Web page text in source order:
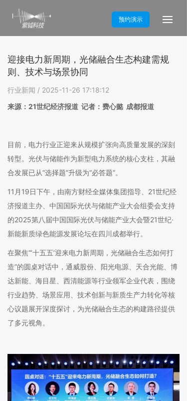
预约演示
迎接电力新周期，光储融合生态构建需规
则、技术与场景协同
行业新闻 / 2025-11-26 17:18:12
来源：21世纪经济报道 记者：费心懿 成都报道
目前，电力行业正迎来从规模扩张向高质量发展的深刻
转型。光伏与储能作为新型电力系统的核心支柱，其融
合发展已从“选择题”升级为“必答题”。
11月19日下午，由南方财经全媒体集团指导、21世纪经
济报道主办、中国国际光伏与储能产业大会组委会支持
的2025第八届中国国际光伏与储能产业大会暨21世纪·
新能新质绿色能源发展论坛在四川成都举行。
在聚焦“‘十五五’迎来电力新周期，光储融合生态如何打
造”的圆桌对话中，通威股份、阳光电源、天合光能、博
达新能、海目星、西清能源等行业领军企业代表，围绕
行业趋势、场景应用、技术创新与新质生产力转化等核
心议题展开深度探讨，为光储融合生态的构建路径提供
了多元视角。